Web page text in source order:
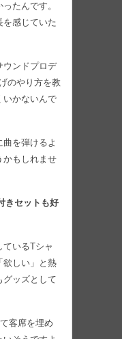
たんです。
を感じていた
ウンドプロデ
のやり方を教
いかないんで
を弾けるよ
かもしれませ
きセットも好
ているTシャ
欲しい」と熱
グッズとして
客席を埋め